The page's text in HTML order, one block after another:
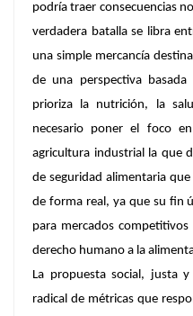
podría traer consecuencias
verdadera batalla se libra
una simple mercancía
de una perspectiva
prioriza la nutrición, la
necesario poner el foco
agricultura industrial la que
de seguridad alimentaria
de forma real, ya que su fin
para mercados
derecho humano a la
La propuesta social, justa
radical de métricas que